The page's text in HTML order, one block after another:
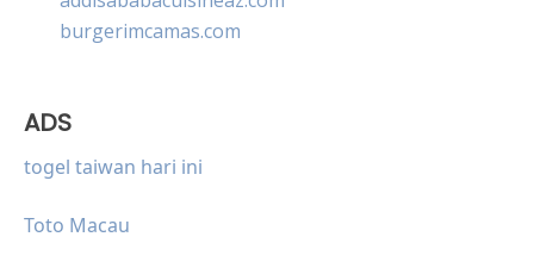
burgerimcamas.com
ADS
togel taiwan hari ini
Toto Macau